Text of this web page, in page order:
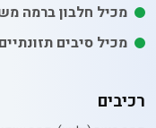
מכיל חלבון ברמה
מכיל סיבים
רכיבים